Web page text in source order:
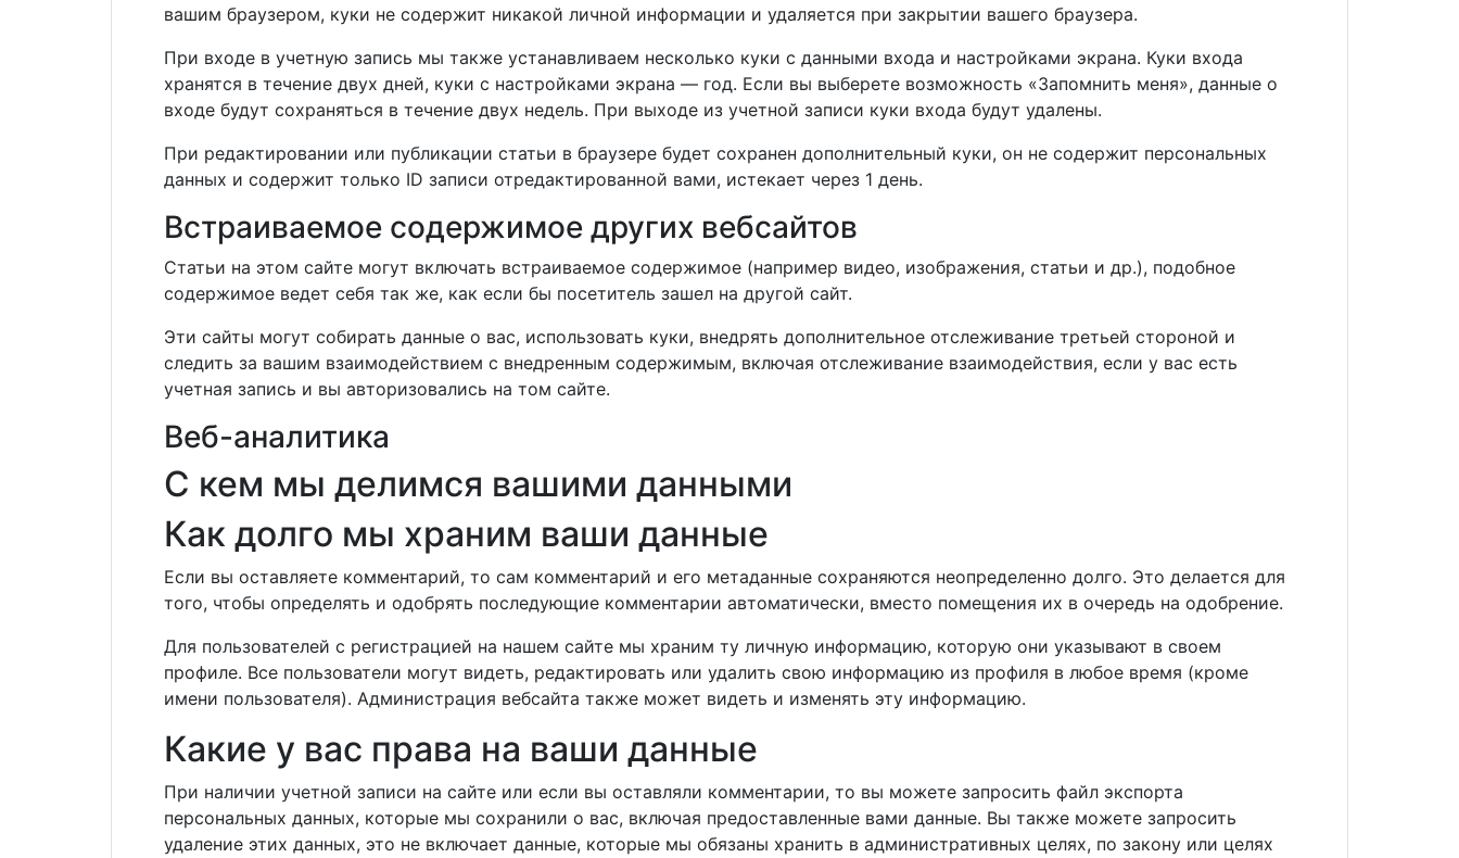
вашим браузером, куки не содержит никакой личной информации и удаляется при закрытии вашего браузера.
При входе в учетную запись мы также устанавливаем несколько куки с данными входа и настройками экрана. Куки входа
хранятся в течение двух дней, куки с настройками экрана — год. Если вы выберете возможность «Запомнить меня», данные о
входе будут сохраняться в течение двух недель. При выходе из учетной записи куки входа будут удалены.
При редактировании или публикации статьи в браузере будет сохранен дополнительный куки, он не содержит персональных
данных и содержит только ID записи отредактированной вами, истекает через 1 день.
Встраиваемое содержимое других вебсайтов
Статьи на этом сайте могут включать встраиваемое содержимое (например видео, изображения, статьи и др.), подобное
содержимое ведет себя так же, как если бы посетитель зашел на другой сайт.
Эти сайты могут собирать данные о вас, использовать куки, внедрять дополнительное отслеживание третьей стороной и
следить за вашим взаимодействием с внедренным содержимым, включая отслеживание взаимодействия, если у вас есть
учетная запись и вы авторизовались на том сайте.
Веб-аналитика
С кем мы делимся вашими данными
Как долго мы храним ваши данные
Если вы оставляете комментарий, то сам комментарий и его метаданные сохраняются неопределенно долго. Это делается для
того, чтобы определять и одобрять последующие комментарии автоматически, вместо помещения их в очередь на одобрение.
Для пользователей с регистрацией на нашем сайте мы храним ту личную информацию, которую они указывают в своем
профиле. Все пользователи могут видеть, редактировать или удалить свою информацию из профиля в любое время (кроме
имени пользователя). Администрация вебсайта также может видеть и изменять эту информацию.
Какие у вас права на ваши данные
При наличии учетной записи на сайте или если вы оставляли комментарии, то вы можете запросить файл экспорта
персональных данных, которые мы сохранили о вас, включая предоставленные вами данные. Вы также можете запросить
удаление этих данных, это не включает данные, которые мы обязаны хранить в административных целях, по закону или целях